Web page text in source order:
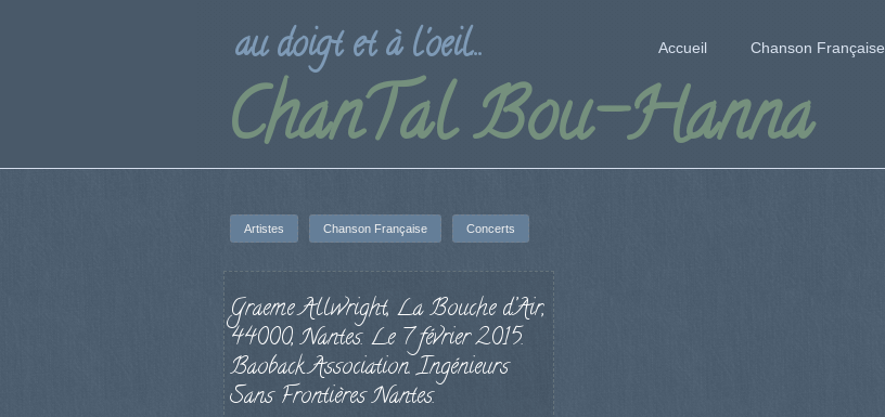
ChanTal Bou-Hanna
au doigt et à l'oeil... Accueil Chanson Française
Artistes Chanson Française Concerts
Graeme Allwright, La Bouche d’Air,
44000, Nantes. Le 7 février 2015.
Baoback Association. Ingénieurs
Sans Frontières Nantes.